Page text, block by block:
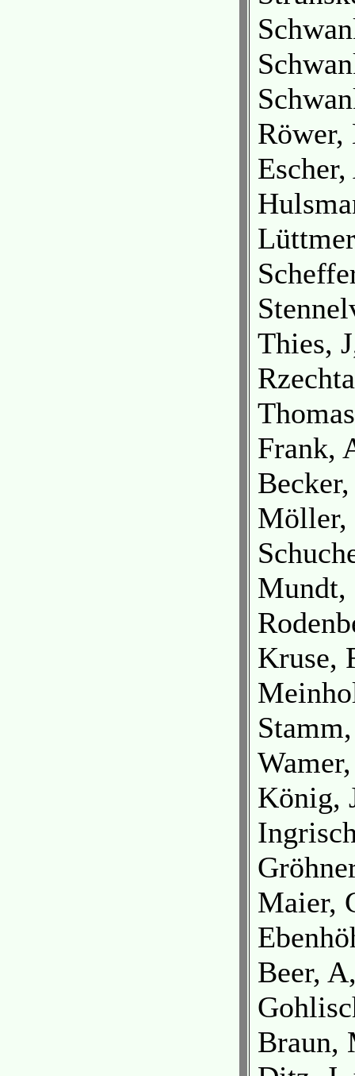
Röwer,
Thies,
Frank,
Möller,
Mundt,
Kruse,
König,
Maier,
Beer,
Braun,